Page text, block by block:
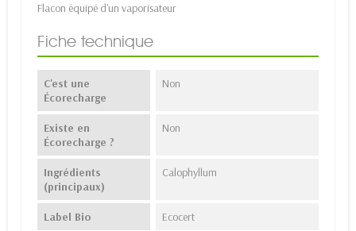
Flacon équipé d'un vaporisateur
Fiche technique
C'est une
Écorecharge
Non
Existe en
Écorecharge ?
Non
Ingrédients
(principaux)
Calophyllum
Label Bio Ecocert